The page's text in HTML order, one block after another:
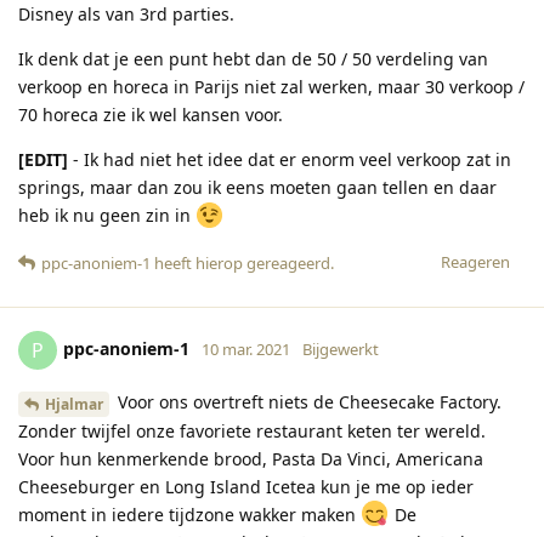
Disney als van 3rd parties.
Ik denk dat je een punt hebt dan de 50 / 50 verdeling van
verkoop en horeca in Parijs niet zal werken, maar 30 verkoop /
70 horeca zie ik wel kansen voor.
[EDIT] - Ik had niet het idee dat er enorm veel verkoop zat in
springs, maar dan zou ik eens moeten gaan tellen en daar
heb ik nu geen zin in
Reageren
ppc-anoniem-1 heeft hierop gereageerd.
P ppc-anoniem-1 10 mar. 2021 Bijgewerkt
Hjalmar
Voor ons overtreft niets de Cheesecake Factory.
Zonder twijfel onze favoriete restaurant keten ter wereld.
Voor hun kenmerkende brood, Pasta Da Vinci, Americana
Cheeseburger en Long Island Icetea kun je me op ieder
moment in iedere tijdzone wakker maken
De